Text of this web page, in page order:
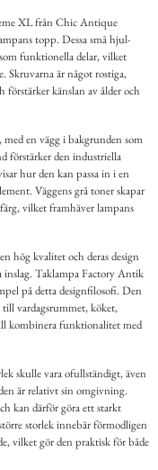
XL från Chic Antique
topp. Dessa små hjul-
funktionella delar, vilket
Skruvarna är något rostiga,
känslan av ålder och
en vägg i bakgrunden som
förstärker den industriella
hur den kan passa in i en
Väggens grå toner skapar
vilket framhäver lampans
hög kvalitet och deras design
inslag. Taklampa Factory Antik
på detta designfilosofi. Den
vardagsrummet, köket,
kombinera funktionalitet med
skulle vara ofullständigt, även
är relativt sin omgivning.
kan därför göra ett starkt
storlek innebär förmodligen
vilket gör den praktisk för både